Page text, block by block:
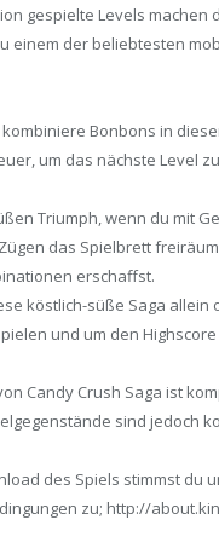
gespielte Levels machen
einem der beliebtesten
Bonbons in
um das nächste Level
Triumph, wenn du mit
das Spielbrett
erschaffst.
köstlich-süße Saga allein
und um den
Candy Crush Saga ist
sind jedoch
des Spiels stimmst du
zu; http://